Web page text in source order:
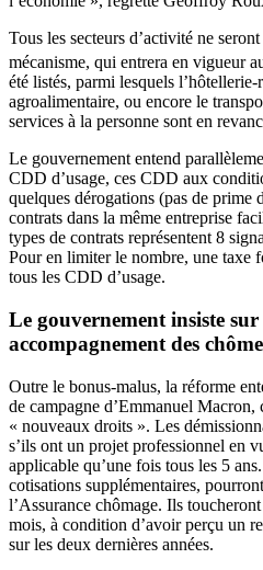
Tous les secteurs d’activité ne
mécanisme, qui entrera en vigueur
été listés, parmi lesquels
agroalimentaire, ou encore le
services à la personne sont en
Le gouvernement entend
CDD d’usage, ces CDD aux
quelques dérogations (pas de prime
contrats dans la même entreprise
types de contrats représentent 8
Pour en limiter le nombre, une taxe
tous les CDD d’usage.
Le gouvernement insiste
accompagnement des
Outre le bonus-malus, la réforme
de campagne d’Emmanuel Macron,
« nouveaux droits ». Les
s’ils ont un projet professionnel en
applicable qu’une fois tous les 5
cotisations supplémentaires,
l’Assurance chômage. Ils
mois, à condition d’avoir perçu un
sur les deux dernières années.